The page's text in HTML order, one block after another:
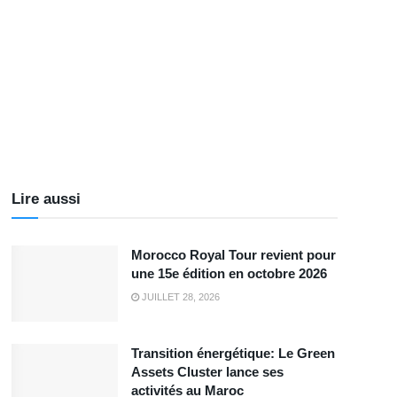
Lire aussi
Morocco Royal Tour revient pour
une 15e édition en octobre 2026
JUILLET 28, 2026
Transition énergétique: Le Green
Assets Cluster lance ses
activités au Maroc